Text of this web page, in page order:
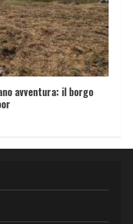
avventura: il borgo